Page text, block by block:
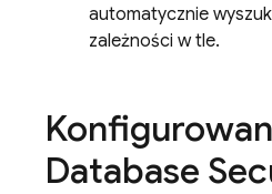
automatycznie
zależności w tle.
Database